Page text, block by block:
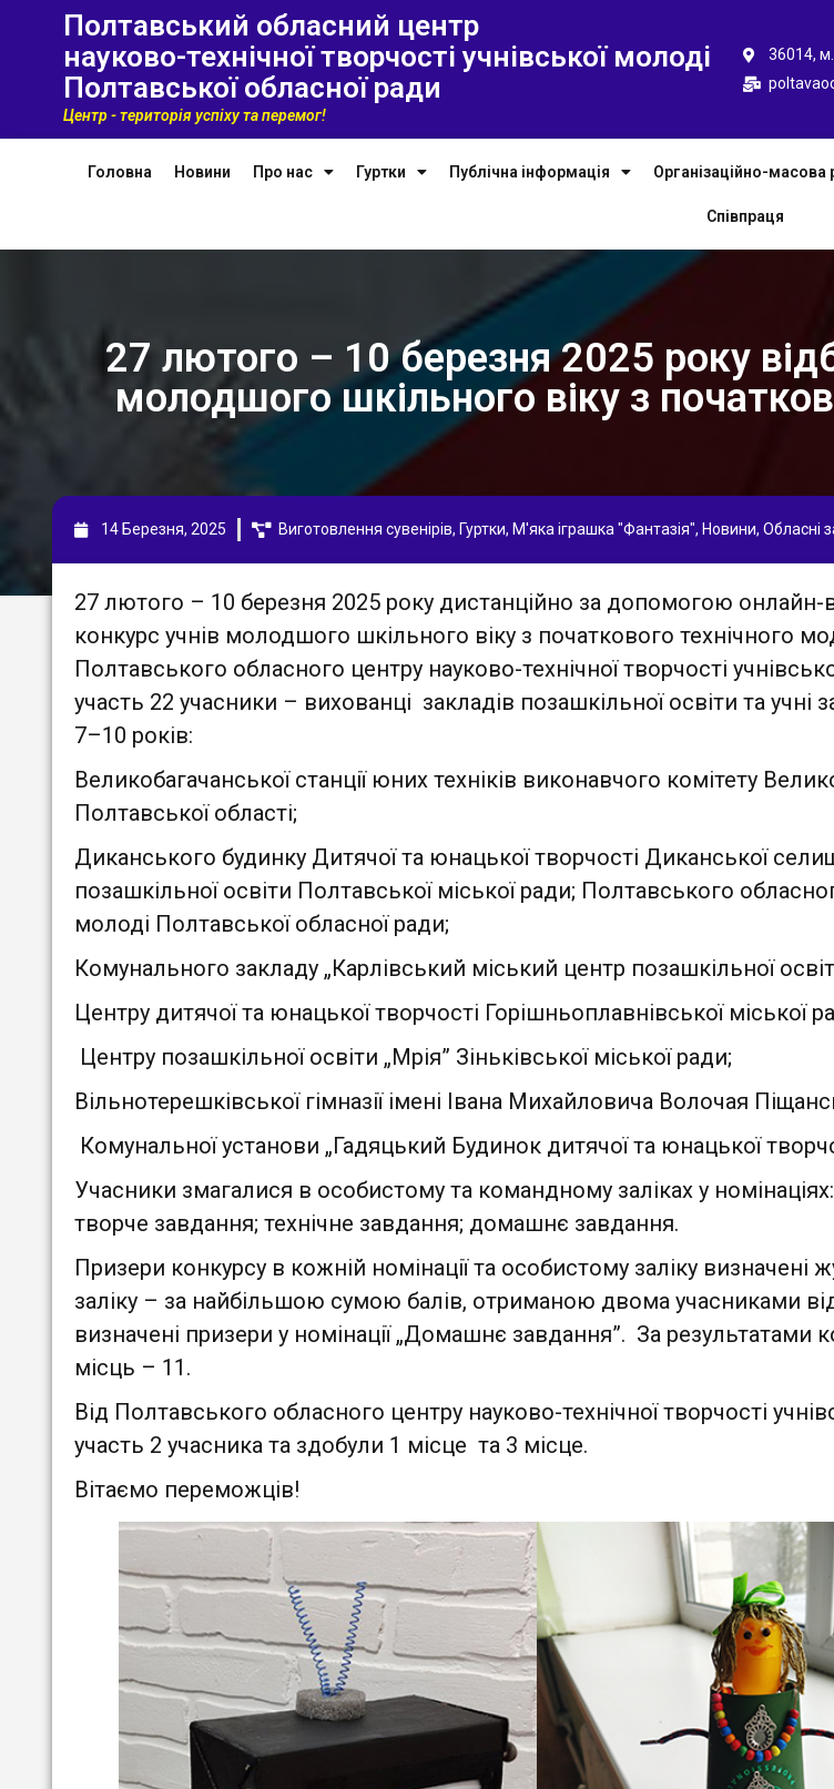
Полтавський обласний центр
науково-технічної творчості учнівської молоді
Полтавської обласної ради
Центр - територія успіху та перемог!
36014,
Головна Новини Про нас Гуртки Публічна інформація Організаційно-масова
Співпраця
27 лютого – 10 березня 2025 року
молодшого шкільного віку з
14 Березня, 2025 Виготовлення сувенірів, Гуртки, М'яка іграшка "Фантазія", Новини, Обласні
27 лютого – 10 березня 2025 року дистанційно за допомогою
конкурс учнів молодшого шкільного віку з початкового технічного
Полтавського обласного центру науково-технічної творчості
участь 22 учасники – вихованці закладів позашкільної освіти та
7–10 років:
Великобагачанської станції юних техніків виконавчого комітету
Полтавської області;
Диканського будинку Дитячої та юнацької творчості Диканської
позашкільної освіти Полтавської міської ради; Полтавського
молоді Полтавської обласної ради;
Комунального закладу „Карлівський міський центр позашкільної
Центру дитячої та юнацької творчості Горішньоплавнівської міської
Центру позашкільної освіти „Мрія” Зіньківської міської ради;
Вільнотерешківської гімназії імені Івана Михайловича Волочая
Комунальної установи „Гадяцький Будинок дитячої та юнацької
Учасники змагалися в особистому та командному заліках у
творче завдання; технічне завдання; домашнє завдання.
Призери конкурсу в кожній номінації та особистому заліку
заліку – за найбільшою сумою балів, отриманою двома учасниками
визначені призери у номінації „Домашнє завдання”. За результатами
місць – 11.
Від Полтавського обласного центру науково-технічної творчості
участь 2 учасника та здобули 1 місце та 3 місце.
Вітаємо переможців!